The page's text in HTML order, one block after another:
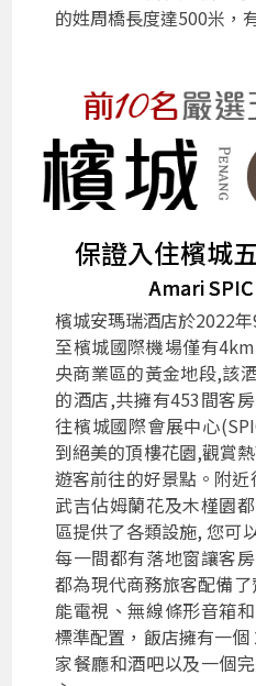
的姓周橋長度達500米，
保證入住檳城
Amari
檳城安瑪瑞酒店於2022
至檳城國際機場僅有
央商業區的黃金地段,該
的酒店,共擁有453間客
往檳城國際會展中心
到絕美的頂樓花園,觀賞
遊客前往的好景點。附近
武吉佔姆蘭花及木槿園
區提供了各類設施, 您可
每一間都有落地窗讓客
都為現代商務旅客配備
能電視、無線條形音箱
標準配置，飯店擁有一
家餐廳和酒吧以及一個